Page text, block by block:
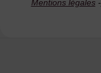
Mentions légales-